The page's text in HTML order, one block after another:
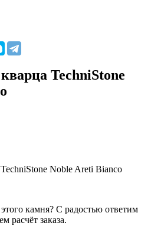
TechniStone
Noble Areti Bianco
камня? С радостью ответим
расчёт заказа.